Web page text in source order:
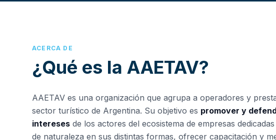
ACERCA DE
¿Qué es la AAETAV?
AAETAV es una organización que agrupa a operadores y
sector turístico de Argentina. Su objetivo es promover y
intereses de los actores del ecosistema de empresas
de naturaleza en sus distintas formas, ofrecer capacitación y